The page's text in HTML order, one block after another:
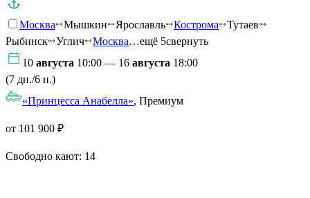
Москва Мышкин Ярославль Кострома
Тутаев
Рыбинск
Углич Москва…ещё 5свернуть
10 августа 10:00 — 16 августа 18:00
(7 дн./6 н.)
«Принцесса Анабелла», Премиум
от 101 900 ₽
Свободно кают: 14